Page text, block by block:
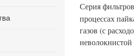
Серия
процессах
газов (с